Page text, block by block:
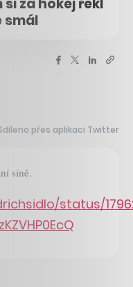
si za hokej řekl
smál
přes aplikaci Twitter
síně.
status/